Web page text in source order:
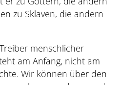
zu Sklaven, die andern
menschlicher
am Anfang, nicht am
Wir können über den